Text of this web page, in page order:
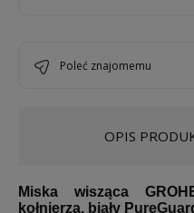
poleć znajomemu
OPIS
Miska wisząca
kołnierza, biały